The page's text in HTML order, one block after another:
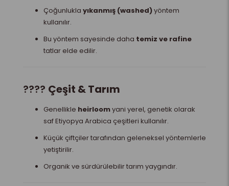
Çoğunlukla yıkanmış (washed)yöntem
kullanılır.
Bu yöntem sayesinde daha temiz ve rafine
tatlar elde edilir.
???? Çeşit & Tarım
Genellikle heirloomyani yerel, genetik olarak
saf Etiyopya Arabica çeşitleri kullanılır.
Küçük çiftçiler tarafından geleneksel yöntemlerle
yetiştirilir.
Organik ve sürdürülebilir tarım yaygındır.